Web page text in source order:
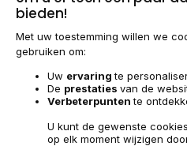
Wettelijke vermeldingen &
Algemene